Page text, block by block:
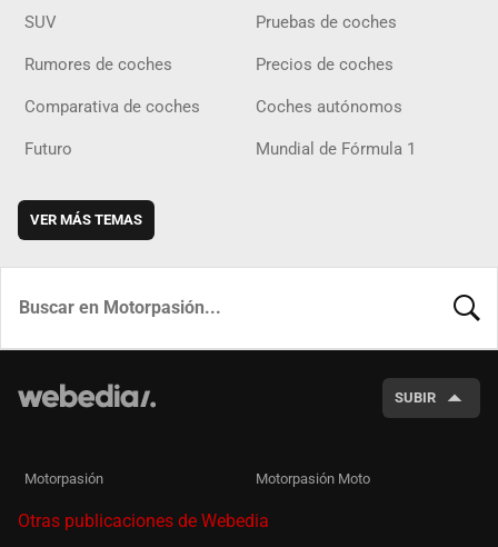
SUV Pruebas de coches
Rumores de coches Precios de coches
Comparativa de coches Coches autónomos
Futuro Mundial de Fórmula 1
VER MÁS TEMAS
SUBIR
Motorpasión Motorpasión Moto
Otras publicaciones de Webedia